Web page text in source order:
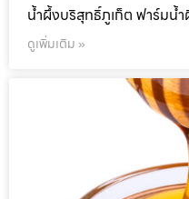
น้ำผึ้งบริสุทธิ์ภูเก็ต ฟาร์มน้ำ
ดูเพิ่มเติม »